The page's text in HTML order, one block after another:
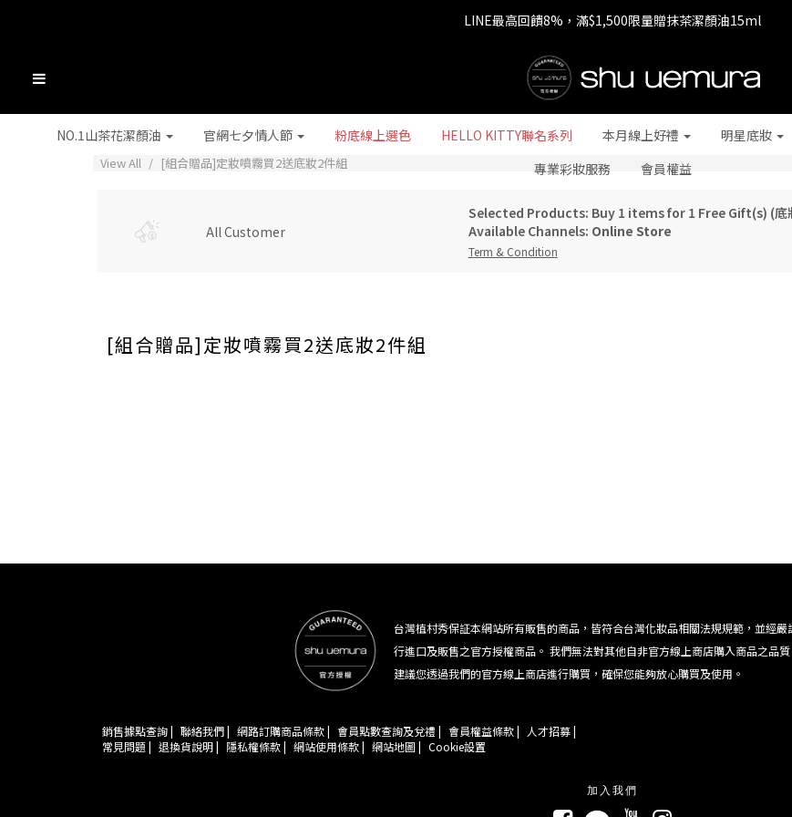
七夕情人節 全站9折，下單享免運+贈$200回購金
LINE最高回饋8%，滿$1,500限量贈抹茶潔顏油15ml
七夕情人節 全站9折，下單享免運+贈$200回購金
NO.1山茶花潔顏油 官網七夕情人節 粉底線上選色 HELLO KITTY聯名系列 本月線上好禮 明星底妝
專業彩妝服務
會員權益
View All [組合贈品]定妝噴霧買2送底妝2件組
All Customer
Selected Products: Buy 1 items for 1 Free Gift(s) (
Available Channels: Online Store
Term & Condition
[組合贈品]定妝噴霧買2送底妝2件組
台灣植村秀保証本網站所有販售的商品，皆符合台灣化妝品相關法規規範，並經
行進口及販售之官方授權商品。 我們無法對其他自非官方線上商店購入商品之品
建議您透過我們的官方線上商店進行購買，確保您能夠放心購買及使用。
銷售據點查詢 | 聯絡我們 | 網路訂購商品條款 | 會員點數查詢及兌禮 | 會員權益條款 |
人才招募 |
常見問題 | 退換貨說明 | 隱私權條款 | 網站使用條款 | 網站地圖 | Cookie設置
加入我們